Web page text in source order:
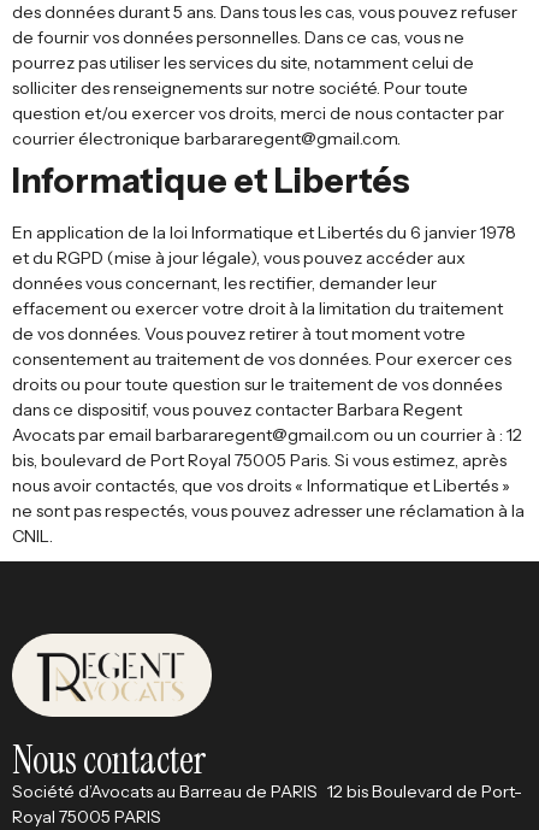
des données durant 5 ans. Dans tous les cas, vous pouvez refuser
de fournir vos données personnelles. Dans ce cas, vous ne
pourrez pas utiliser les services du site, notamment celui de
solliciter des renseignements sur notre société. Pour toute
question et/ou exercer vos droits, merci de nous contacter par
courrier électronique barbararegent@gmail.com.
Informatique et Libertés
En application de la loi Informatique et Libertés du 6 janvier 1978
et du RGPD (mise à jour légale), vous pouvez accéder aux
données vous concernant, les rectifier, demander leur
effacement ou exercer votre droit à la limitation du traitement
de vos données. Vous pouvez retirer à tout moment votre
consentement au traitement de vos données. Pour exercer ces
droits ou pour toute question sur le traitement de vos données
dans ce dispositif, vous pouvez contacter Barbara Regent
Avocats par email barbararegent@gmail.com ou un courrier à : 12
bis, boulevard de Port Royal 75005 Paris. Si vous estimez, après
nous avoir contactés, que vos droits « Informatique et Libertés »
ne sont pas respectés, vous pouvez adresser une réclamation à la
CNIL.
Nous contacter
Société d’Avocats au Barreau de PARIS 12 bis Boulevard de Port-
Royal 75005 PARIS